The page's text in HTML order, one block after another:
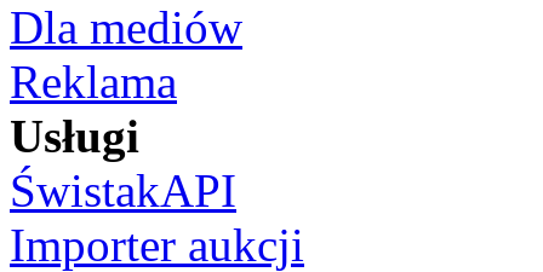
Dla mediów
Reklama
Usługi
ŚwistakAPI
Importer aukcji